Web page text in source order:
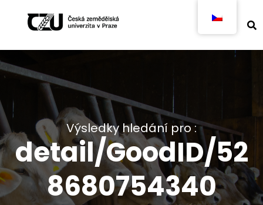
Výsledky hledání pro :
detail/GoodID/52
8680754340